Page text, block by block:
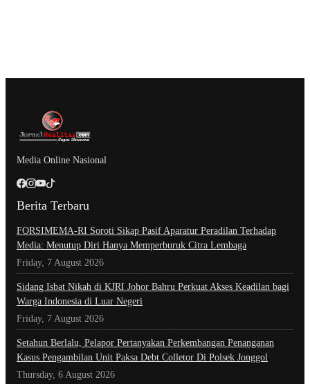
Media Online Nasional
Berita Terbaru
​FORSIMEMA-RI Soroti Sikap Pasif Aparatur Peradilan Terhadap
Media: Menutup Diri Hanya Memperburuk Citra Lembaga
Friday, 7 August 2026
Sidang Isbat Nikah di KJRI Johor Bahru Perkuat Akses Keadilan bagi
Warga Indonesia di Luar Negeri
Friday, 7 August 2026
Setahun Berlalu, Pelapor Pertanyakan Perkembangan Penanganan
Kasus Pengambilan Unit Paksa Debt Colletor Di Polsek Jonggol
Thursday, 6 August 2026